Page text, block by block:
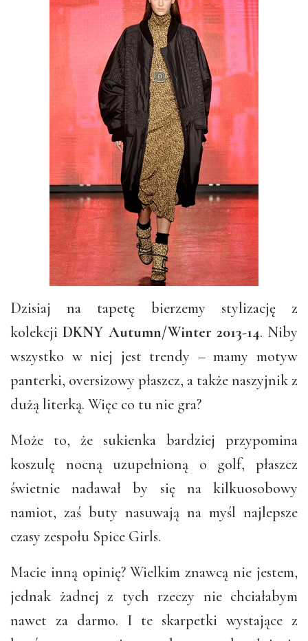
Dzisiaj na tapetę bierzemy stylizację z
kolekcjiDKNY Autumn/Winter 2013-14. Niby
wszystko w niej jest trendy – mamy motyw
panterki, oversizowy płaszcz, a także naszyjnik z
dużą literką. Więc co tu nie gra?
Może to, że sukienka bardziej przypomina
koszulę nocną uzupełnioną o golf, płaszcz
świetnie nadawał by się na kilkuosobowy
namiot, zaś buty nasuwają na myśl najlepsze
czasy zespołu Spice Girls.
Macie inną opinię? Wielkim znawcą nie jestem,
jednak żadnej z tych rzeczy nie chciałabym
nawet za darmo. I te skarpetki wystające z